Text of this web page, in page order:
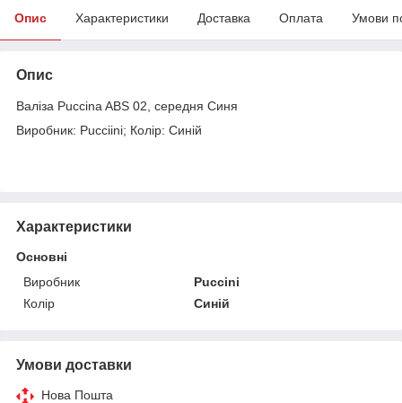
Опис Характеристики Доставка Оплата Умови
Опис
Валіза Puccina ABS 02, середня Синя
Виробник: Pucciini; Колір: Синій
Характеристики
Основні
Виробник
Puccini
Колір
Синій
Умови доставки
Нова Пошта